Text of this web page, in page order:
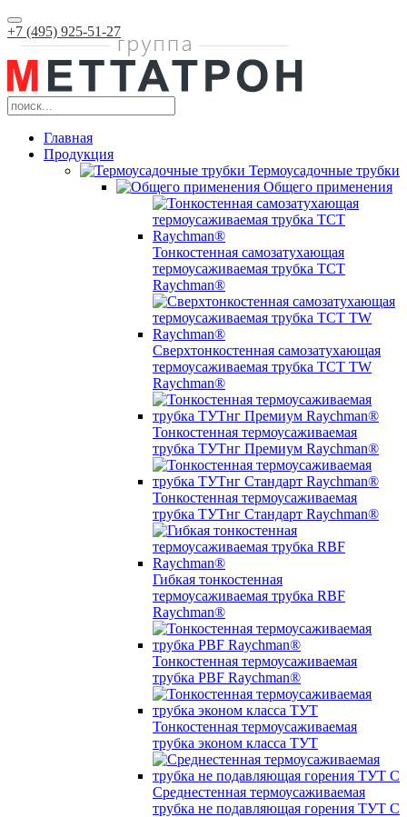
+7 (495) 925-51-27
Главная
Продукция
Термоусадочные трубки
Общего применения
Тонкостенная самозатухающая
термоусаживаемая трубка ТCT
Raychman®
Сверхтонкостенная самозатухающая
термоусаживаемая трубка ТCT TW
Raychman®
Тонкостенная термоусаживаемая
трубка ТУТнг Премиум Raychman®
Тонкостенная термоусаживаемая
трубка ТУТнг Стандарт Raychman®
Гибкая тонкостенная
термоусаживаемая трубка RBF
Raychman®
Тонкостенная термоусаживаемая
трубка PBF Raychman®
Тонкостенная термоусаживаемая
трубка эконом класса ТУТ
Среднестенная термоусаживаемая
трубка не подавляющая горения ТУТ С